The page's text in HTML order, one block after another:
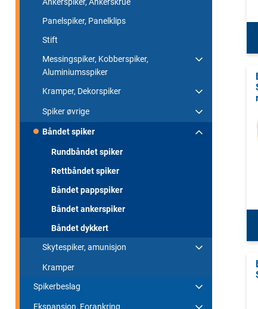
Panelspiker, Panelklips
Stift
Messingspiker, Kobberspiker,
Aluminiumsspiker
Kramper, Dekorspiker
Spiker øvrige
Båndet spiker
Rundbåndet spiker
Rettbåndet spiker
Båndet pappspiker
Båndet ankerspiker
Båndet dykkert
Skytespiker, amunisjon
Kramper
Spikerbeslag
Ekspansjon, Forankring